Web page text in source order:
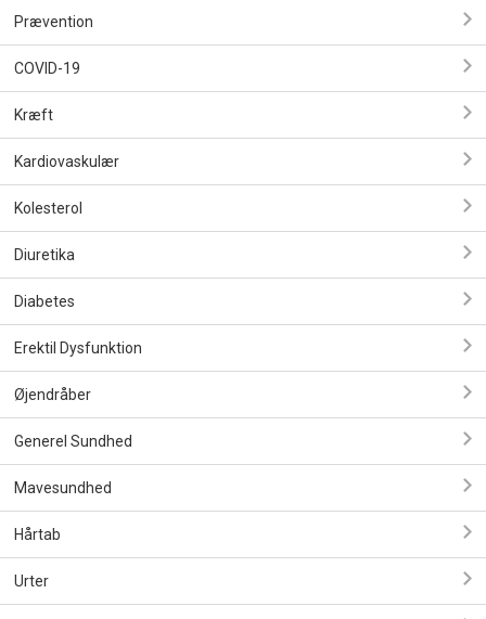
Prævention
COVID-19
Kræft
Kardiovaskulær
Kolesterol
Diuretika
Diabetes
Erektil Dysfunktion
Øjendråber
Generel Sundhed
Mavesundhed
Hårtab
Urter